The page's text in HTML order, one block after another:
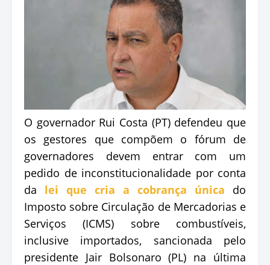
O governador Rui Costa (PT) defendeu que
os gestores que compõem o fórum de
governadores devem entrar com um
pedido de inconstitucionalidade por conta
da lei que cria a cobrança única do
Imposto sobre Circulação de Mercadorias e
Serviços (ICMS) sobre combustíveis,
inclusive importados, sancionada pelo
presidente Jair Bolsonaro (PL) na última